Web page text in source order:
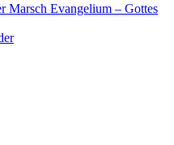
Evangelium – Gottes